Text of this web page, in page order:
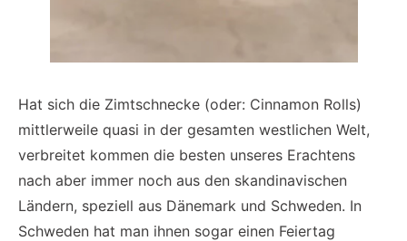
Hat sich die Zimtschnecke (oder: Cinnamon Rolls)
mittlerweile quasi in der gesamten westlichen Welt,
verbreitet kommen die besten unseres Erachtens
nach aber immer noch aus den skandinavischen
Ländern, speziell aus Dänemark und Schweden. In
Schweden hat man ihnen sogar einen Feiertag